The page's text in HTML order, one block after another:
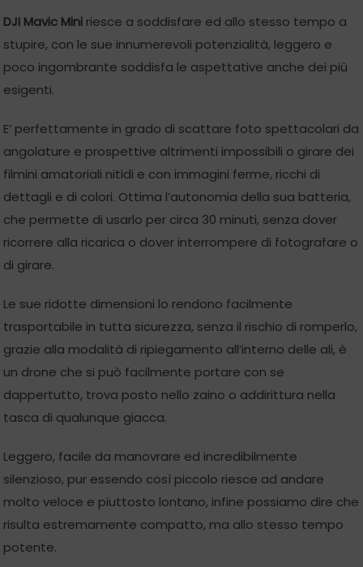
DJI Mavic Mini riesce a soddisfare ed allo stesso tempo a
stupire, con le sue innumerevoli potenzialità, leggero e
poco ingombrante soddisfa le aspettative anche dei più
esigenti.
E’ perfettamente in grado di scattare foto spettacolari da
angolature e prospettive altrimenti impossibili o girare dei
filmini amatoriali nitidi e con immagini ferme, ricchi di
dettagli e di colori. Ottima l’autonomia della sua batteria,
che permette di usarlo per circa 30 minuti, senza dover
ricorrere alla ricarica o dover interrompere di fotografare o
di girare.
Le sue ridotte dimensioni lo rendono facilmente
trasportabile in tutta sicurezza, senza il rischio di romperlo,
grazie alla modalità di ripiegamento all’interno delle ali, è
un drone che si può facilmente portare con se
dappertutto, trova posto nello zaino o addirittura nella
tasca di qualunque giacca.
Leggero, facile da manovrare ed incredibilmente
silenzioso, pur essendo così piccolo riesce ad andare
molto veloce e piuttosto lontano, infine possiamo dire che
risulta estremamente compatto, ma allo stesso tempo
potente.